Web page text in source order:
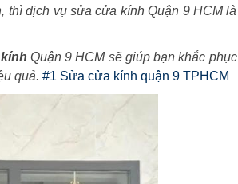
thì dịch vụ sửa cửa kính Quận 9 HCM là
Quận 9 HCM sẽ giúp bạn khắc phục
quả. #1 Sửa cửa kính quận 9 TPHCM